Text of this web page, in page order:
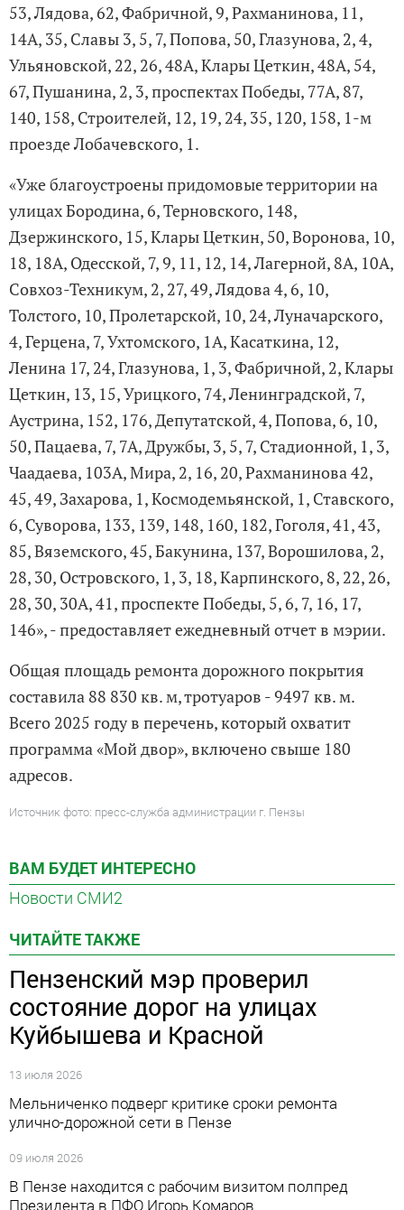
53, Лядова, 62, Фабричной, 9, Рахманинова, 11,
14А, 35, Славы 3, 5, 7, Попова, 50, Глазунова, 2, 4,
Ульяновской, 22, 26, 48А, Клары Цеткин, 48А, 54,
67, Пушанина, 2, 3, проспектах Победы, 77А, 87,
140, 158, Строителей, 12, 19, 24, 35, 120, 158, 1-м
проезде Лобачевского, 1.
«Уже благоустроены придомовые территории на
улицах Бородина, 6, Терновского, 148,
Дзержинского, 15, Клары Цеткин, 50, Воронова, 10,
18, 18А, Одесской, 7, 9, 11, 12, 14, Лагерной, 8А, 10А,
Совхоз-Техникум, 2, 27, 49, Лядова 4, 6, 10,
Толстого, 10, Пролетарской, 10, 24, Луначарского,
4, Герцена, 7, Ухтомского, 1А, Касаткина, 12,
Ленина 17, 24, Глазунова, 1, 3, Фабричной, 2, Клары
Цеткин, 13, 15, Урицкого, 74, Ленинградской, 7,
Аустрина, 152, 176, Депутатской, 4, Попова, 6, 10,
50, Пацаева, 7, 7А, Дружбы, 3, 5, 7, Стадионной, 1, 3,
Чаадаева, 103А, Мира, 2, 16, 20, Рахманинова 42,
45, 49, Захарова, 1, Космодемьянской, 1, Ставского,
6, Суворова, 133, 139, 148, 160, 182, Гоголя, 41, 43,
85, Вяземского, 45, Бакунина, 137, Ворошилова, 2,
28, 30, Островского, 1, 3, 18, Карпинского, 8, 22, 26,
28, 30, 30А, 41, проспекте Победы, 5, 6, 7, 16, 17,
146», - предоставляет ежедневный отчет в мэрии.
Общая площадь ремонта дорожного покрытия
составила 88 830 кв. м, тротуаров - 9497 кв. м.
Всего 2025 году в перечень, который охватит
программа «Мой двор», включено свыше 180
адресов.
Источник фото: пресс-служба администрации г. Пензы
ВАМ БУДЕТ ИНТЕРЕСНО
Новости СМИ2
ЧИТАЙТЕ ТАКЖЕ
Пензенский мэр проверил
состояние дорог на улицах
Куйбышева и Красной
13 июля 2026
Мельниченко подверг критике сроки ремонта
улично-дорожной сети в Пензе
09 июля 2026
В Пензе находится с рабочим визитом полпред
Президента в ПФО Игорь Комаров